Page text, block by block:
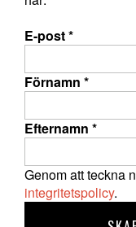
E-post*
Förnamn *
Efternamn *
Genom att teckna
integritetspolicy.